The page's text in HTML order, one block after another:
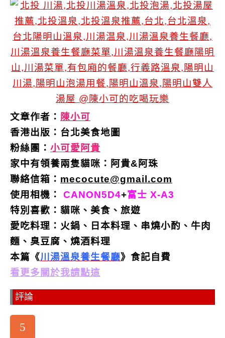
文章作者： 陳小可
香港出版： 台北美食地圖
粉絲團： 小可愛阿貴
家中有領養兩隻貓咪：阿貴&阿珠
聯絡信箱： mecocute@gmail.com
使用相機：
CANON5D4+富士 X-A3
特別喜歡： 貓咪、美食、旅遊
愛吃料理：火鍋、日本料理、串燒小酌、牛肉
麵、臭豆腐、燒酒料理
本篇《川湯溫泉養生餐廳》食記自費
看更多關於我請點這
評論
5